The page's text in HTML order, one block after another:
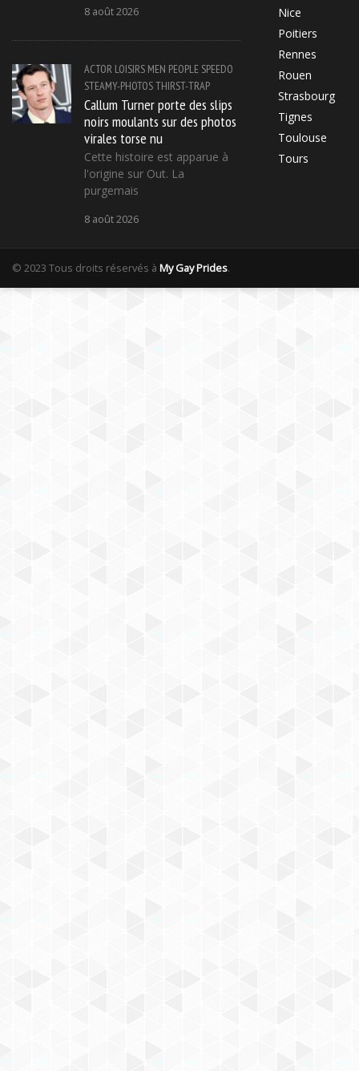
8 août 2026
ACTOR LOISIRS MEN PEOPLE SPEEDO
STEAMY-PHOTOSTHIRST-TRAP
Callum Turner porte des slips
noirs moulants sur des photos
virales torse nu
Cette histoire est apparue à
l'origine sur Out. La
purgemais
8 août 2026
Nice
Poitiers
Rennes
Rouen
Strasbourg
Tignes
Toulouse
Tours
© 2023 Tous droits réservés à My Gay Prides.